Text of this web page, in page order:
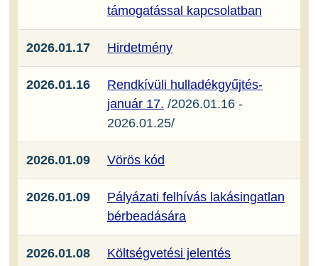
támogatással kapcsolatban
2026.01.17 Hirdetmény
2026.01.16
Rendkívüli hulladékgyűjtés-
január 17. /2026.01.16 -
2026.01.25/
2026.01.09 Vörös kód
2026.01.09
Pályázati felhívás lakásingatlan
bérbeadására
2026.01.08 Költségvetési jelentés